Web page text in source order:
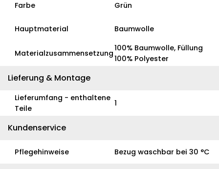
Farbe Grün
Hauptmaterial Baumwolle
Materialzusammensetzung
100% Baumwolle, Füllung
100% Polyester
Lieferung & Montage
Lieferumfang - enthaltene
Teile
1
Kundenservice
Pflegehinweise Bezug waschbar bei 30 °C